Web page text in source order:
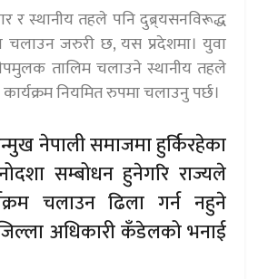
र स्थानीय तहले पनि दुब्र्यसनविरूद्ध
चलाउन जरुरी छ, यस प्रदेशमा। युवा
तालिम चलाउने स्थानीय तहले
नियमित रुपमा चलाउनु पर्छ।
नेपाली समाजमा हुर्किरहेका
सम्बोधन हुनेगरि राज्यले
चलाउन ढिला गर्न नहुने
अधिकारी कँडेलको भनाई